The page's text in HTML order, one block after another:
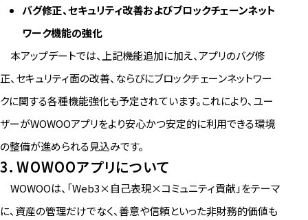
バグ修正、セキュリティ改善およびブロックチェーンネット
ワーク機能の強化
本アップデートでは、上記機能追加に加え、アプリのバグ修
正、セキュリティ面の改善、ならびにブロックチェーンネットワー
クに関する各種機能強化も予定されています。これにより、ユー
ザーがWOWOOアプリをより安心かつ安定的に利用できる環境
の整備が進められる見込みです。
3．WOWOOアプリについて
WOWOOは、「Web3×自己表現×コミュニティ貢献」をテーマ
に、資産の管理だけでなく、善意や信頼といった非財務的価値も